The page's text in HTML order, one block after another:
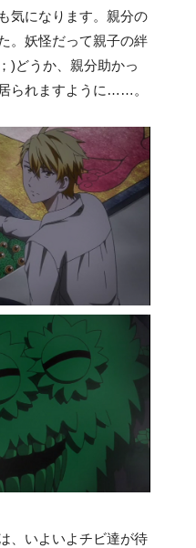
気になります。親分の
。妖怪だって親子の絆
)どうか、親分助かっ
られますように……。
、いよいよチビ達が待